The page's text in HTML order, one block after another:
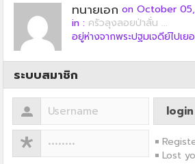
ทนายเอก on October
in : ครัวลุงลอยป่าลั่น ...
อยู่ห่างจากพระปฐมเจดีย์ไปเย
ระบบสมาชิก
Lost